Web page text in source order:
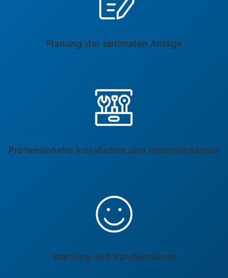
Planung der optimalen Anlage
Professionelle Installation und Inbetriebnahme
Wartung und Kundendienst